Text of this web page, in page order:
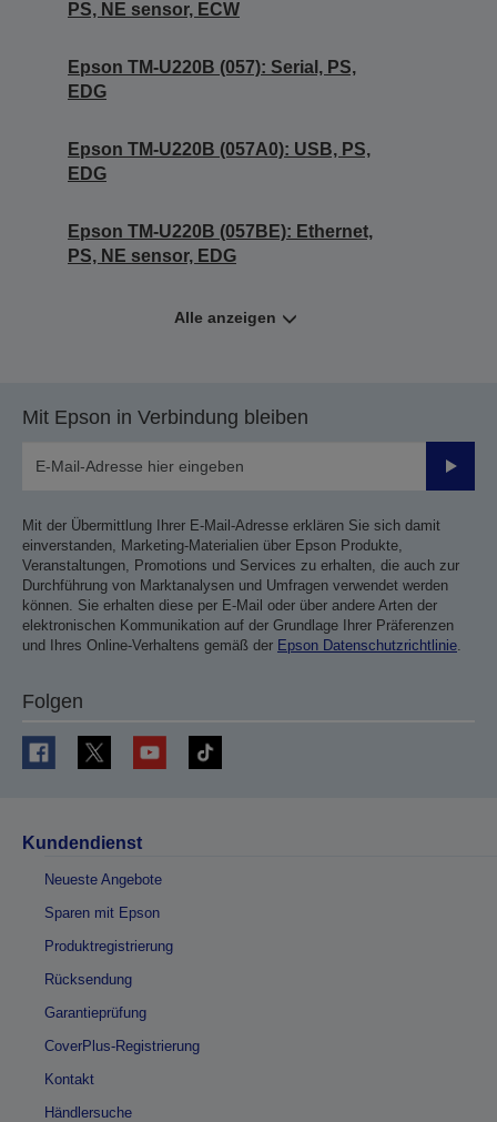
PS, NE sensor, ECW
Epson TM-U220B (057): Serial, PS,
EDG
Epson TM-U220B (057A0): USB, PS,
EDG
Epson TM-U220B (057BE): Ethernet,
PS, NE sensor, EDG
Alle anzeigen
Mit Epson in Verbindung bleiben
Mit der Übermittlung Ihrer E-Mail-Adresse erklären Sie sich damit
einverstanden, Marketing-Materialien über Epson Produkte,
Veranstaltungen, Promotions und Services zu erhalten, die auch zur
Durchführung von Marktanalysen und Umfragen verwendet werden
können. Sie erhalten diese per E-Mail oder über andere Arten der
elektronischen Kommunikation auf der Grundlage Ihrer Präferenzen
und Ihres Online-Verhaltens gemäß der Epson Datenschutzrichtlinie.
Folgen
Kundendienst
Neueste Angebote
Sparen mit Epson
Produktregistrierung
Rücksendung
Garantieprüfung
CoverPlus-Registrierung
Kontakt
Händlersuche